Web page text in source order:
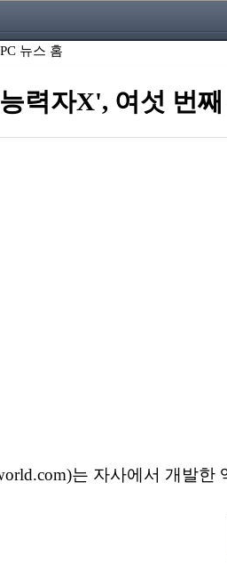
PC 뉴스 홈
력자X', 여섯 번째
는 자사에서 개발